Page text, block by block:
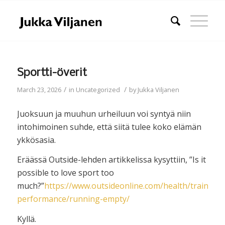
Sportti-överit
March 23, 2026 / in Uncategorized / byJukka Viljanen
Juoksuun ja muuhun urheiluun voi syntyä niin
intohimoinen suhde, että siitä tulee koko elämän
ykkösasia.
Eräässä Outside-lehden artikkelissa kysyttiin, ”Is it
possible to love sport too
much?”https://www.outsideonline.com/health/training-
performance/running-empty/
Kyllä.